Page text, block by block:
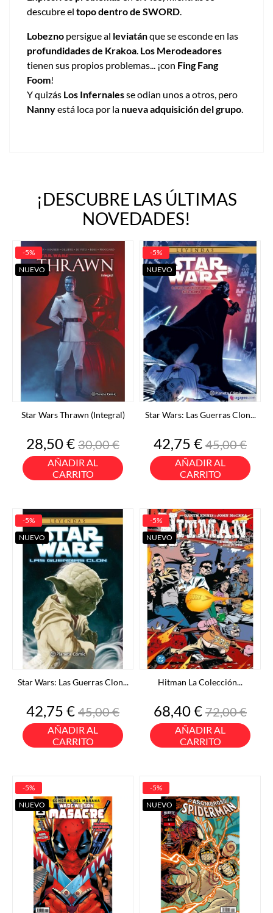
descubre el topo dentro de SWORD.
Lobezno persigue al leviatánque se esconde en las
profundidades de Krakoa. Los Merodeadores
tienen sus propios problemas... ¡con Fing Fang
Foom!
Y quizás Los Infernalesse odian unos a otros, pero
Nannyestá loca por la nueva adquisición del grupo.
¡DESCUBRE LAS ÚLTIMAS
NOVEDADES!
Star Wars Thrawn (Integral)
Precio
28,50 €Precio
base
30,00 €
AÑADIR AL
CARRITO
-5%
NUEVO
Star Wars: Las Guerras Clon...
Precio
42,75 €Precio
base
45,00 €
AÑADIR AL
CARRITO
-5%
NUEVO
Star Wars: Las Guerras Clon...
Precio
42,75 €Precio
base
45,00 €
AÑADIR AL
CARRITO
-5%
NUEVO
Hitman La Colección...
Precio
68,40 €Precio
base
72,00 €
AÑADIR AL
CARRITO
-5%
NUEVO
-5%
NUEVO
-5%
NUEVO